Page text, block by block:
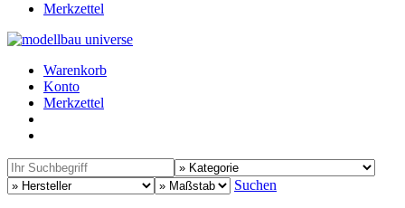
Merkzettel
Warenkorb
Konto
Merkzettel
Suchen